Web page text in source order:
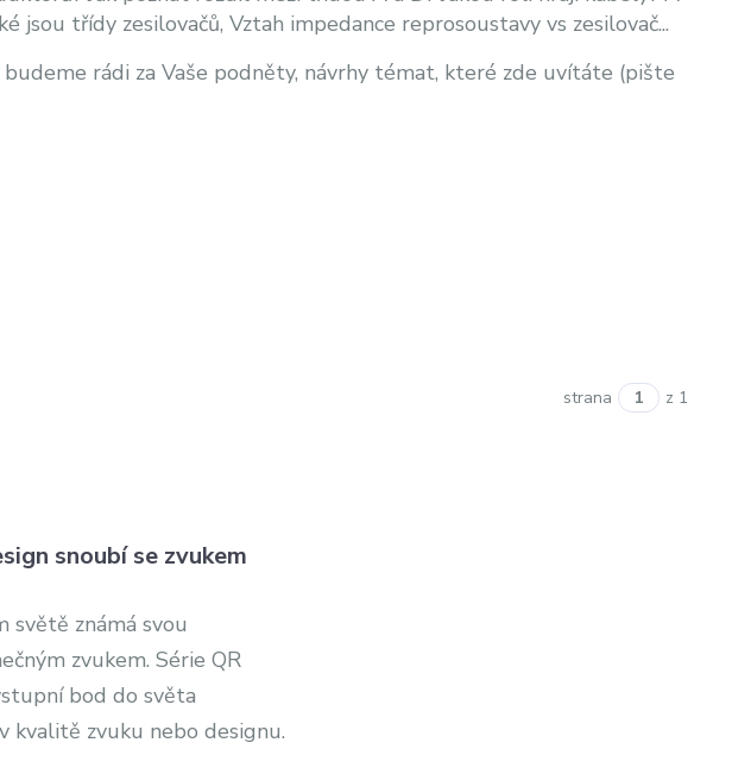
jsou třídy zesilovačů, Vztah impedance reprosoustavy vs zesilovač...
rádi za Vaše podněty, návrhy témat, které zde uvítáte (pište
strana z 1
snoubí se zvukem
světě známá svou
zvukem. Série QR
bod do světa
kvalitě zvuku nebo designu.